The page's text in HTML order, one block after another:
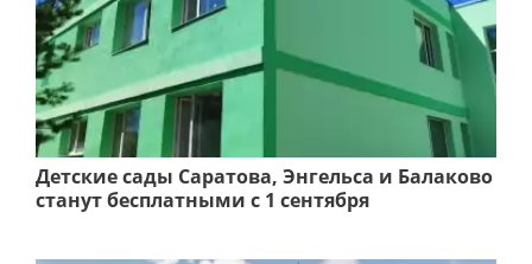
Детские сады Саратова, Энгельса и Балаково
станут бесплатными с 1 сентября